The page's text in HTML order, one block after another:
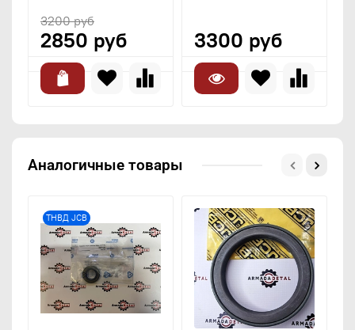
3200 руб
2850 руб 3300 руб
Аналогичные товары
ТНВД JCB